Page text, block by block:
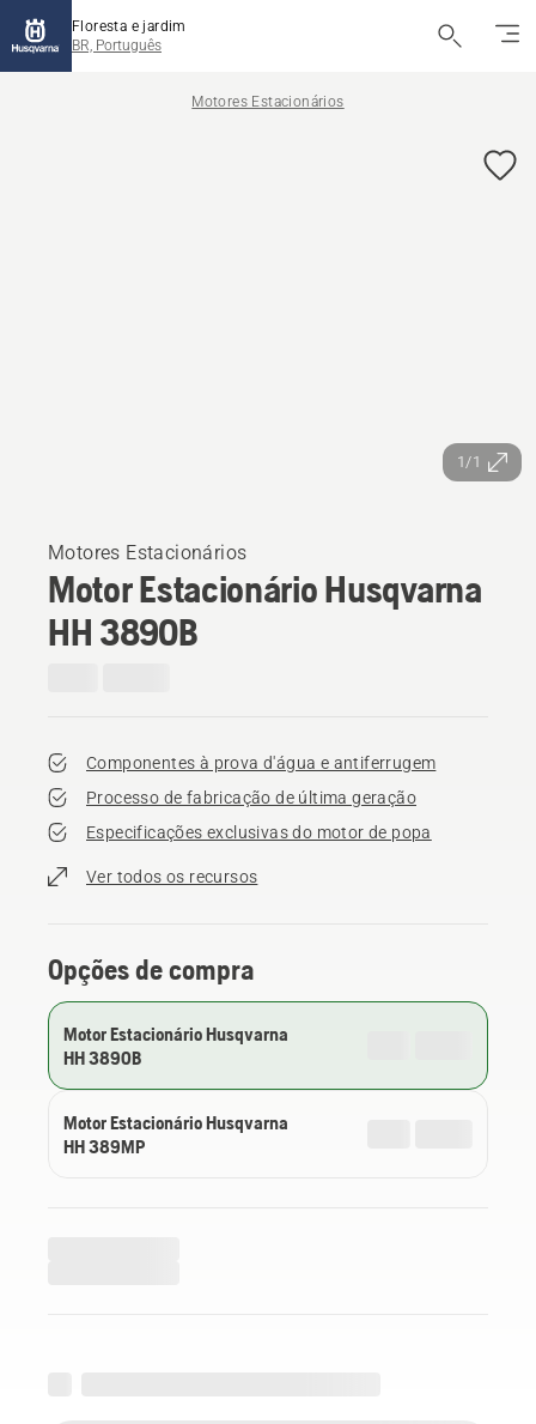
Floresta e jardim
BR, Português
Motores Estacionários
1/1
Motores Estacionários
Motor Estacionário Husqvarna
HH 389OB
Componentes à prova d'água e antiferrugem
Processo de fabricação de última geração
Especificações exclusivas do motor de popa
Ver todos os recursos
Opções de compra
Motor Estacionário Husqvarna
HH 389OB
Motor Estacionário Husqvarna
HH 389MP